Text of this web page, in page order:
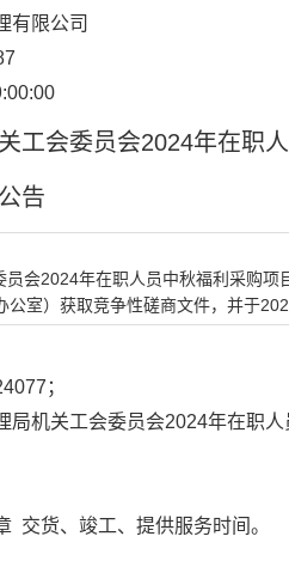
有限公司
工会委员会2024年在职
告
会2024年在职人员中秋福利采购项
公室）获取竞争性磋商文件， 并于
；
局机关工会委员会2024年在职
交货、竣工、提供服务时间。